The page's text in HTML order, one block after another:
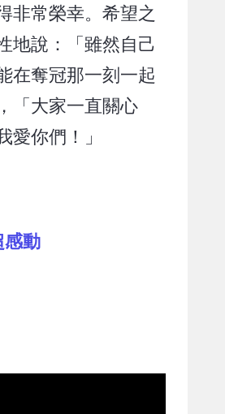
非常榮幸。希望之
地說：「雖然自己
在奪冠那一刻一起
「大家一直關心
你們！」
感動